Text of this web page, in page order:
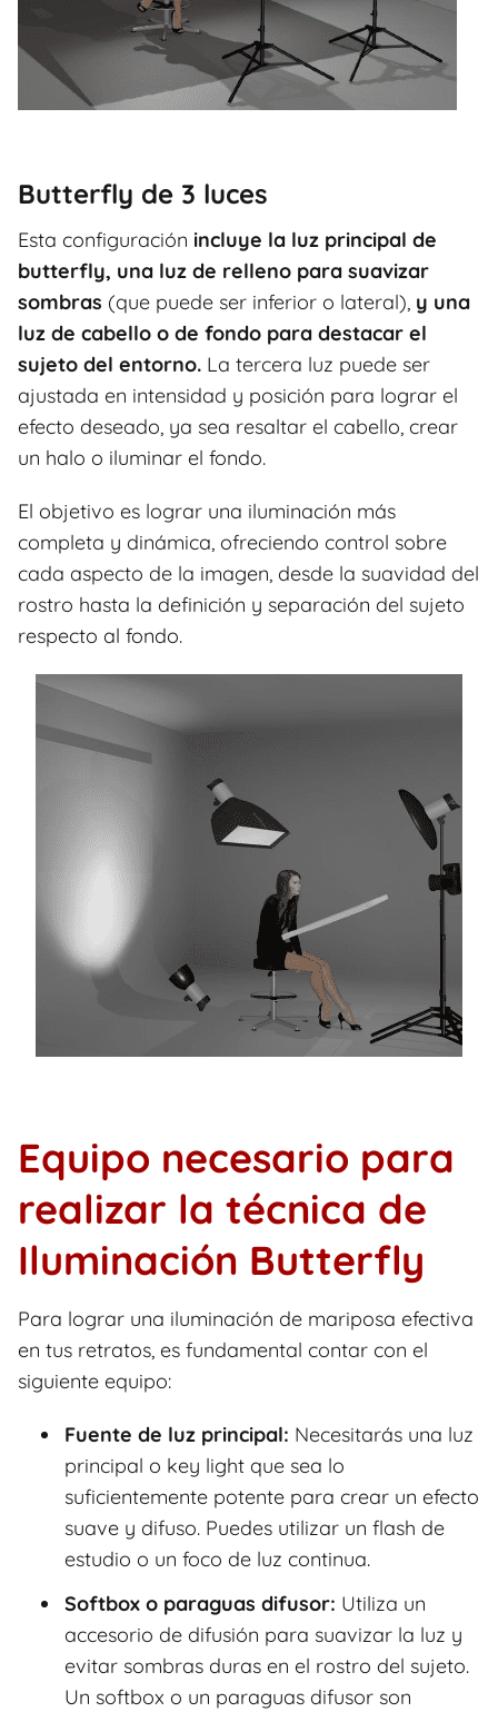
Butterfly de 3 luces
Esta configuración incluye la luz principal de
butterfly, una luz de relleno para suavizar
sombras (que puede ser inferior o lateral), y una
luz de cabello o de fondo para destacar el
sujeto del entorno. La tercera luz puede ser
ajustada en intensidad y posición para lograr el
efecto deseado, ya sea resaltar el cabello, crear
un halo o iluminar el fondo.
El objetivo es lograr una iluminación más
completa y dinámica, ofreciendo control sobre
cada aspecto de la imagen, desde la suavidad del
rostro hasta la definición y separación del sujeto
respecto al fondo.
Equipo necesario para
realizar la técnica de
Iluminación Butterfly
Para lograr una iluminación de mariposa efectiva
en tus retratos, es fundamental contar con el
siguiente equipo:
Fuente de luz principal: Necesitarás una luz
principal o key light que sea lo
suficientemente potente para crear un efecto
suave y difuso. Puedes utilizar un flash de
estudio o un foco de luz continua.
Softbox o paraguas difusor: Utiliza un
accesorio de difusión para suavizar la luz y
evitar sombras duras en el rostro del sujeto.
Un softbox o un paraguas difusor son